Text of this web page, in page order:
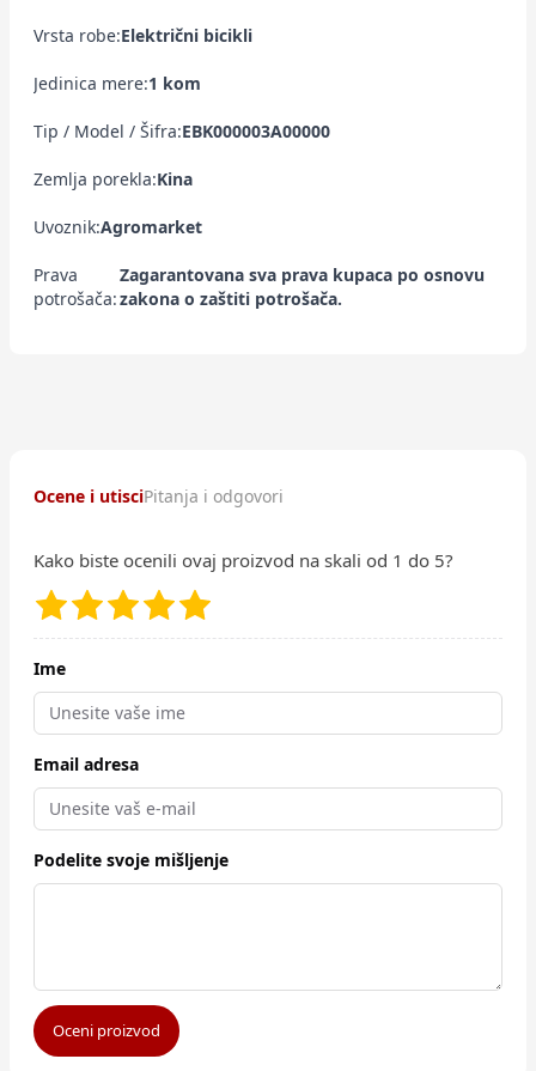
Vrsta robe:Električni bicikli
Jedinica mere:1 kom
Tip / Model / Šifra:EBK000003A00000
Zemlja porekla:Kina
Uvoznik:Agromarket
Prava
potrošača:
Zagarantovana sva prava kupaca po osnovu
zakona o zaštiti potrošača.
Ocene i utisciPitanja i odgovori
Kako biste ocenili ovaj proizvod na skali od 1 do 5?
Ime
Email adresa
Podelite svoje mišljenje
Oceni proizvod